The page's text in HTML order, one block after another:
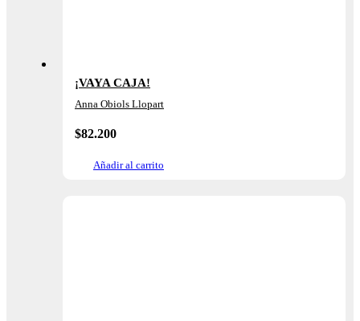
¡VAYA CAJA!
Anna Obiols Llopart
$82.200
Añadir al carrito